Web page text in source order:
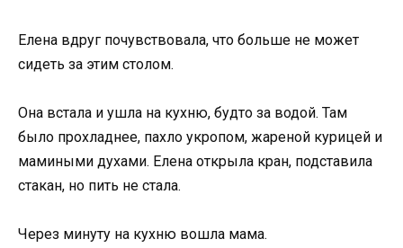
Елена вдруг почувствовала, что больше не может
сидеть за этим столом.
Она встала и ушла на кухню, будто за водой. Там
было прохладнее, пахло укропом, жареной курицей и
мамиными духами. Елена открыла кран, подставила
стакан, но пить не стала.
Через минуту на кухню вошла мама.